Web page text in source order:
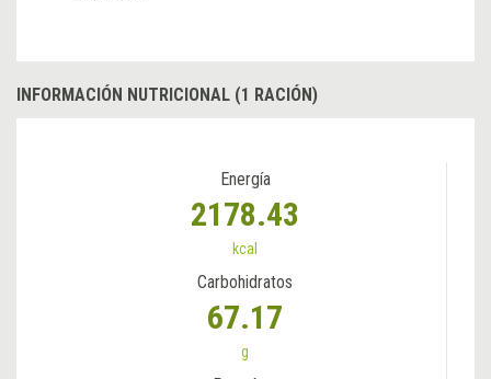
INFORMACIÓN NUTRICIONAL (1 RACIÓN)
Energía
2178.43
kcal
Carbohidratos
67.17
g